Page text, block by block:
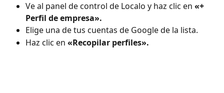
Ve al panel de control de Localo y haz clic en «+
Perfil de empresa».
Elige una de tus cuentas de Google de la lista.
Haz clic en «Recopilar perfiles».